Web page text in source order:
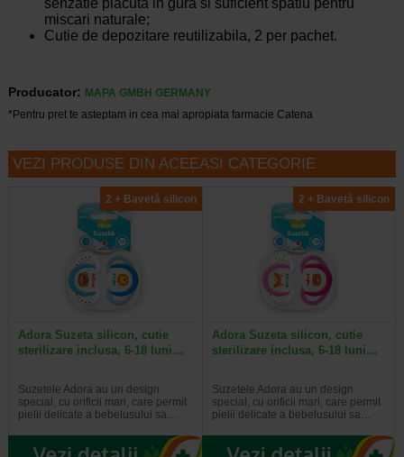
senzatie placuta in gura si suficient spatiu pentru
miscari naturale;
Cutie de depozitare reutilizabila, 2 per pachet.
Producator: MAPA GMBH GERMANY
*Pentru pret te asteptam in cea mai apropiata farmacie Catena
VEZI PRODUSE DIN ACEEASI CATEGORIE
2 + Bavetă silicon
Adora Suzeta silicon, cutie
sterilizare inclusa, 6-18 luni…
Suzetele Adora au un design
special, cu orificii mari, care permit
pielii delicate a bebelusului sa…
2 + Bavetă silicon
Adora Suzeta silicon, cutie
sterilizare inclusa, 6-18 luni…
Suzetele Adora au un design
special, cu orificii mari, care permit
pielii delicate a bebelusului sa…